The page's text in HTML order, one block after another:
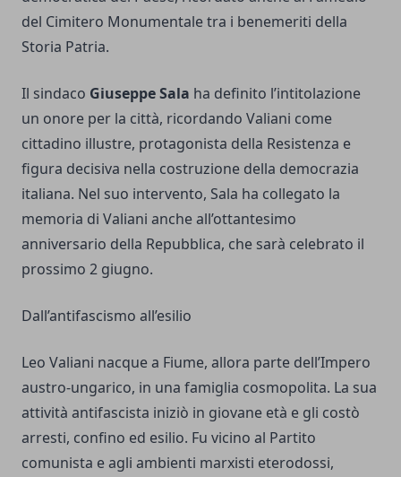
del Cimitero Monumentale tra i benemeriti della
Storia Patria.
Il sindaco Giuseppe Sala ha definito l’intitolazione
un onore per la città, ricordando Valiani come
cittadino illustre, protagonista della Resistenza e
figura decisiva nella costruzione della democrazia
italiana. Nel suo intervento, Sala ha collegato la
memoria di Valiani anche all’ottantesimo
anniversario della Repubblica, che sarà celebrato il
prossimo 2 giugno.
Dall’antifascismo all’esilio
Leo Valiani nacque a Fiume, allora parte dell’Impero
austro-ungarico, in una famiglia cosmopolita. La sua
attività antifascista iniziò in giovane età e gli costò
arresti, confino ed esilio. Fu vicino al Partito
comunista e agli ambienti marxisti eterodossi,